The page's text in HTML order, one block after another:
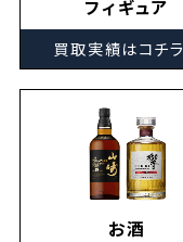
フィギュア
買取実績はコチラ
お酒